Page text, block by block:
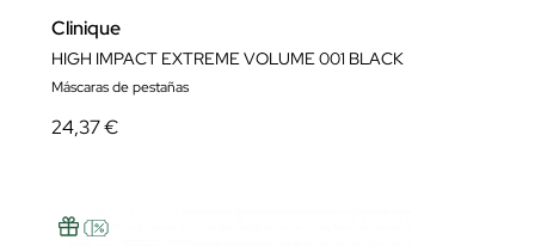
Clinique
HIGH IMPACT EXTREME VOLUME 001 BLACK
Máscaras de pestañas
24,37 €